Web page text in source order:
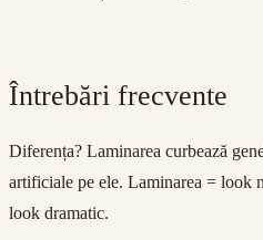
Întrebări frecvente
Diferența? Laminarea curbează
artificiale pe ele. Laminarea = look
look dramatic.